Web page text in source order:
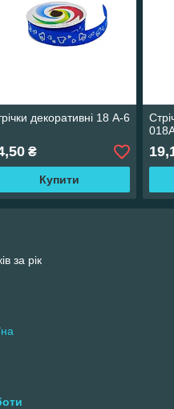
декоративні 18 А-6
₴
Купити
за рік